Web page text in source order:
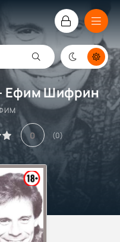
Ефим Шифрин
0 (0)